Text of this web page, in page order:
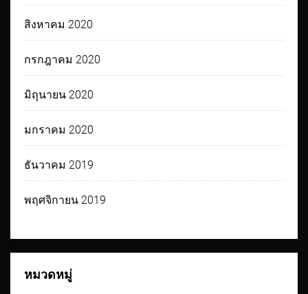
สิงหาคม 2020
กรกฎาคม 2020
มิถุนายน 2020
มกราคม 2020
ธันวาคม 2019
พฤศจิกายน 2019
หมวดหมู่